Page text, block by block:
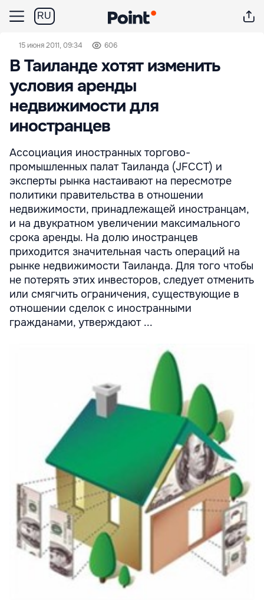
RU
15 июня 2011, 09:34 606
В Таиланде хотят изменить
условия аренды
недвижимости для
иностранцев
Ассоциация иностранных торгово-
промышленных палат Таиланда (JFCCT) и
эксперты рынка настаивают на пересмотре
политики правительства в отношении
недвижимости, принадлежащей иностранцам,
и на двукратном увеличении максимального
срока аренды. На долю иностранцев
приходится значительная часть операций на
рынке недвижимости Таиланда. Для того чтобы
не потерять этих инвесторов, следует отменить
или смягчить ограничения, существующие в
отношении сделок с иностранными
гражданами, утверждают ...